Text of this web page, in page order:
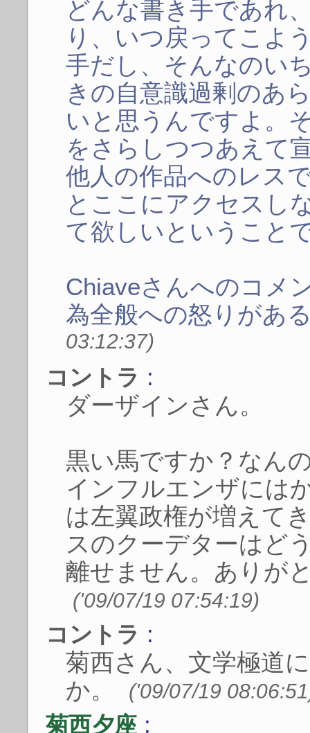
どんな書き手であれ
り、いつ戻ってこよ
手だし、そんなのい
きの自意識過剰のあ
いと思うんですよ。
をさらしつつあえて
他人の作品へのレス
とここにアクセスし
て欲しいということ
Chiaveさんへのコメ
為全般への怒りがあ
03:12:37)
コントラ :
ダーザインさん。
黒い馬ですか？なん
インフルエンザには
は左翼政権が増えて
スのクーデターはど
離せません。ありが
('09/07/19 07:54:19)
コントラ :
菊西さん、文学極道
か。
('09/07/19
菊西夕座 :